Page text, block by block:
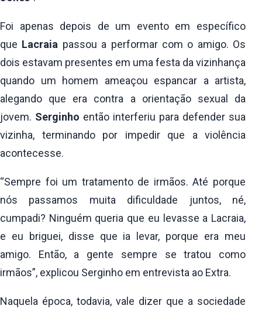
Foi apenas depois de um evento em específico
que Lacraia passou a performar com o amigo. Os
dois estavam presentes em uma festa da vizinhança
quando um homem ameaçou espancar a artista,
alegando que era contra a orientação sexual da
jovem. Serginho então interferiu para defender sua
vizinha, terminando por impedir que a violência
acontecesse.
“Sempre foi um tratamento de irmãos. Até porque
nós passamos muita dificuldade juntos, né,
cumpadi? Ninguém queria que eu levasse a Lacraia,
e eu briguei, disse que ia levar, porque era meu
amigo. Então, a gente sempre se tratou como
irmãos”, explicou Serginho em entrevista ao Extra.
Naquela época, todavia, vale dizer que a sociedade